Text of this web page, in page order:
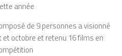
année
de 9 personnes a visionné
octobre et retenu 16 films en